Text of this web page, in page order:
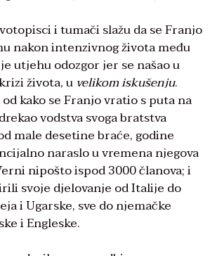
i tumači slažu da se Franjo
nakon intenzivnog života među
utjehu odozgor jer se našao u
života, u velikom iskušenju.
kako se Franjo vratio s puta na
vodstva svoga bratstva
male desetine braće, godine
naraslo u vremena njegova
nipošto ispod 3000 članova; i
svoje djelovanje od Italije do
i Ugarske, sve do njemačke
i Engleske.